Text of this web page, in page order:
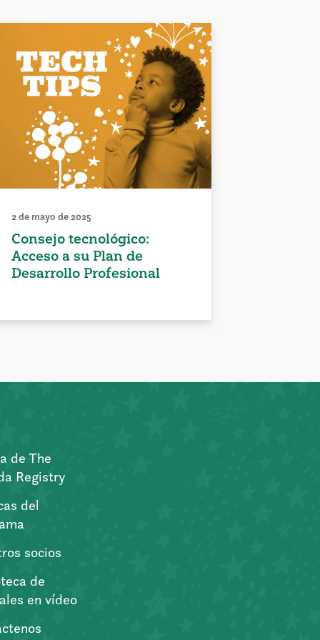
2 de mayo de 2025
Consejo tecnológico:
Acceso a su Plan de
Desarrollo Profesional
de The
Registry
del
socios
de
en vídeo